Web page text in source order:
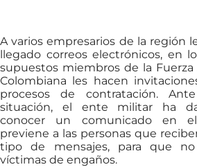
A varios empresarios de la región
llegado correos electrónicos, en
supuestos miembros de la Fuerza
Colombiana les hacen
procesos de contratación.
situación, el ente militar ha
conocer un comunicado en
previene a las personas que
tipo de mensajes, para que
víctimas de engaños.